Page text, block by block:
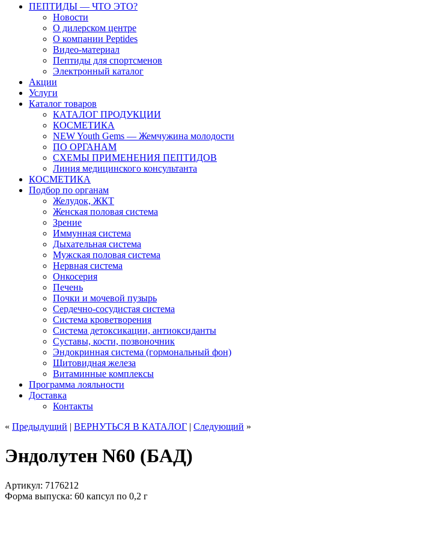
ПЕПТИДЫ — ЧТО ЭТО?
Новости
О дилерском центре
О компании Peptides
Видео-материал
Пептиды для спортсменов
Электронный каталог
Акции
Услуги
Каталог товаров
КАТАЛОГ ПРОДУКЦИИ
КОСМЕТИКА
NEW Youth Gems — Жемчужина молодости
ПО ОРГАНАМ
СХЕМЫ ПРИМЕНЕНИЯ ПЕПТИДОВ
Линия медицинского консультанта
КОСМЕТИКА
Подбор по органам
Желудок, ЖКТ
Женская половая система
Зрение
Иммунная система
Дыхательная система
Мужская половая система
Нервная система
Онкосерия
Печень
Почки и мочевой пузырь
Сердечно-сосудистая система
Система кроветворения
Система детоксикации, антиоксиданты
Суставы, кости, позвоночник
Эндокринная система (гормональный фон)
Щитовидная железа
Витаминные комплексы
Программа лояльности
Доставка
Контакты
« Предыдущий | ВЕРНУТЬСЯ В КАТАЛОГ | Следующий »
Эндолутен N60 (БАД)
Артикул: 7176212
Форма выпуска: 60 капсул по 0,2 г